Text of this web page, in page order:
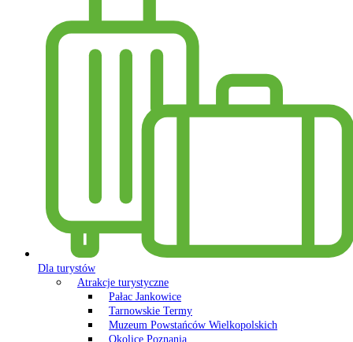
Dla turystów
Atrakcje turystyczne
Pałac Jankowice
Tarnowskie Termy
Muzeum Powstańców Wielkopolskich
Okolice Poznania